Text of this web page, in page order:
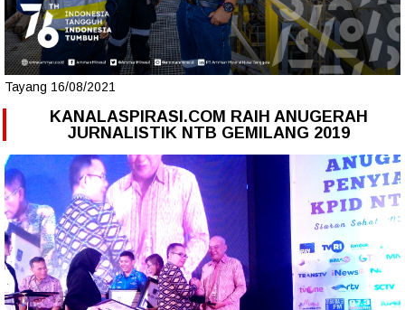
Tayang 16/08/2021
KANALASPIRASI.COM RAIH ANUGERAH
JURNALISTIK NTB GEMILANG 2019